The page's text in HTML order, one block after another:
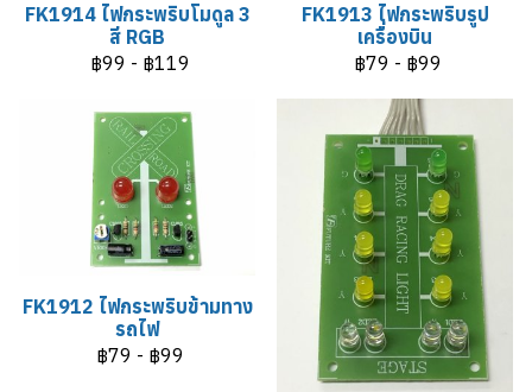
FK1914 ไฟกระพริบโมดูล 3
สี RGB
฿99 - ฿119
FK1913 ไฟกระพริบรูป
เครื่องบิน
฿79 - ฿99
FK1912 ไฟกระพริบข้ามทาง
รถไฟ
฿79 - ฿99